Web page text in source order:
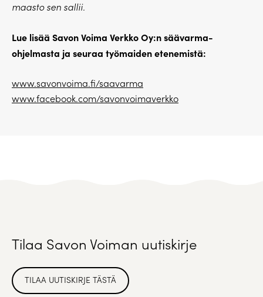
maasto sen sallii.
Lue lisää Savon Voima Verkko Oy:n säävarma-
ohjelmasta ja seuraa työmaiden etenemistä:
www.savonvoima.fi/saavarma
www.facebook.com/savonvoimaverkko
Tilaa Savon Voiman uutiskirje
TILAA UUTISKIRJE TÄSTÄ